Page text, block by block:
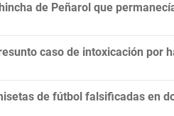
de Peñarol que
caso de intoxicación por
de fútbol falsificadas en